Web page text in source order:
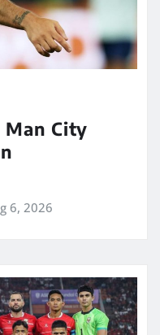
City
6, 2026